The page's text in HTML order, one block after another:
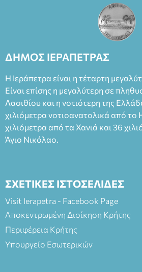
ΔΗΜΟΣ ΙΕΡΑΠΕΤΡΑΣ
Η Ιεράπετρα είναι η τέταρτη
Είναι επίσης η μεγαλύτερη σε
Λασιθίου και η νοτιότερη της
χιλιόμετρα νοτιοανατολικά από το
χιλιόμετρα από τα Χανιά και 36
Άγιο Νικόλαο.
ΣΧΕΤΙΚΕΣ ΙΣΤΟΣΕΛΙΔΕΣ
Visit Ierapetra - Facebook Page
Αποκεντρωμένη Διοίκηση Κρήτης
Περιφέρεια Κρήτης
Υπουργείο Εσωτερικών